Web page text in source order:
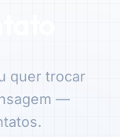
quer trocar
—